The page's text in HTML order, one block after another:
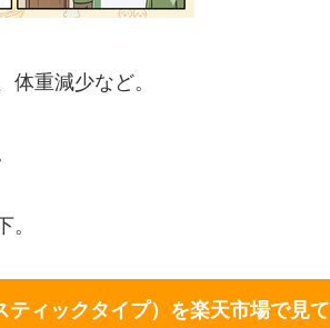
重減少など。
。
ティックタイプ）を楽天市場で見て